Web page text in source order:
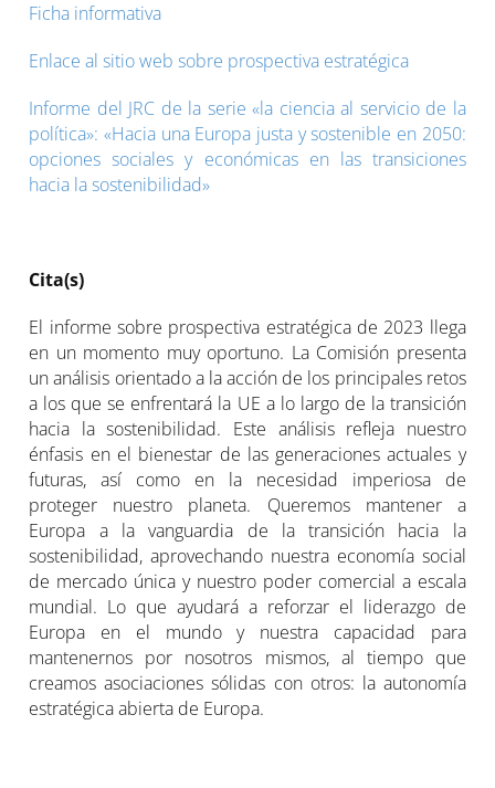
Ficha informativa
Enlace al sitio web sobre prospectiva estratégica
Informe del JRC de la serie «la ciencia al servicio de la
política»: «Hacia una Europa justa y sostenible en 2050:
opciones sociales y económicas en las transiciones
hacia la sostenibilidad»
Cita(s)
El informe sobre prospectiva estratégica de 2023 llega
en un momento muy oportuno. La Comisión presenta
un análisis orientado a la acción de los principales retos
a los que se enfrentará la UE a lo largo de la transición
hacia la sostenibilidad. Este análisis refleja nuestro
énfasis en el bienestar de las generaciones actuales y
futuras, así como en la necesidad imperiosa de
proteger nuestro planeta. Queremos mantener a
Europa a la vanguardia de la transición hacia la
sostenibilidad, aprovechando nuestra economía social
de mercado única y nuestro poder comercial a escala
mundial. Lo que ayudará a reforzar el liderazgo de
Europa en el mundo y nuestra capacidad para
mantenernos por nosotros mismos, al tiempo que
creamos asociaciones sólidas con otros: la autonomía
estratégica abierta de Europa.